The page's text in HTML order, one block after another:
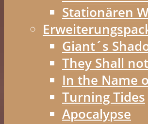
Stationären
Giant´s
They Shall
In the Name
Turning Tides
Apocalypse